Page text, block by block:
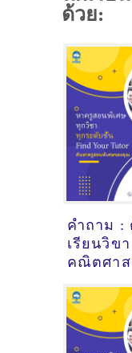
ด้วย:
คำถาม :
เรียนวิขา
คณิตศาส
พิษณุโลก
แนะนำค
ที่นี่